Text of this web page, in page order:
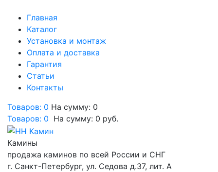
Главная
Каталог
Установка и монтаж
Оплата и доставка
Гарантия
Статьи
Контакты
Товаров: 0 На сумму: 0
Товаров: 0 На сумму: 0 руб.
Камины
продажа каминов по всей России и СНГ
г. Санкт-Петербург, ул. Седова д.37, лит. А